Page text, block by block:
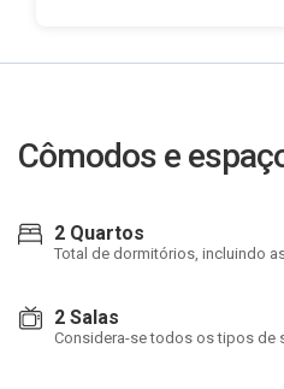
Cômodos e
2 Quartos
Total de dormitórios, incluindo
2 Salas
Considera-se todos os tipos de